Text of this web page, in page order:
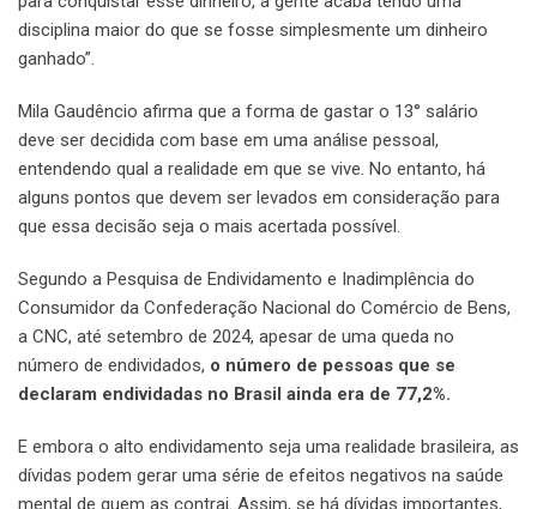
disciplina maior do que se fosse simplesmente um dinheiro
ganhado”.
Mila Gaudêncio afirma que a forma de gastar o 13° salário
deve ser decidida com base em uma análise pessoal,
entendendo qual a realidade em que se vive. No entanto, há
alguns pontos que devem ser levados em consideração para
que essa decisão seja o mais acertada possível.
Segundo a Pesquisa de Endividamento e Inadimplência do
Consumidor da Confederação Nacional do Comércio de Bens,
a CNC, até setembro de 2024, apesar de uma queda no
número de endividados, o número de pessoas que se
declaram endividadas no Brasil ainda era de 77,2%.
E embora o alto endividamento seja uma realidade brasileira, as
dívidas podem gerar uma série de efeitos negativos na saúde
mental de quem as contrai. Assim, se há dívidas importantes,